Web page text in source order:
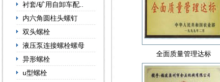
衬套/矿用自卸车配..
内六角圆柱头螺钉
双头螺栓
液压泵连接螺栓螺母
异形螺栓
u型螺栓
全面质量管理达标